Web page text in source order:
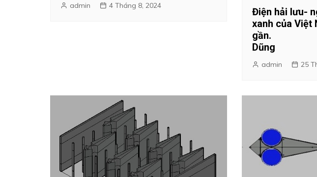
admin 4 Tháng 8, 2024
Điện hải lưu-
xanh của Việt
gần.
Dũng
admin 25